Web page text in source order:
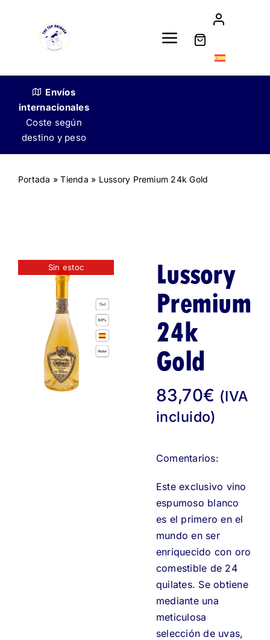
Toggle
Navigation
Tienda
Nuestra historia
Venta a restauradores
Envíos
internacionales
Coste según
destino y peso
Portada »Tienda » Lussory Premium 24k Gold
Sin estoc
Lussory
Premium
24k
Gold
83,70€ (IVA
incluido)
Comentarios:
Este exclusivo vino
espumoso blanco
es el primero en el
mundo en ser
enriquecido con oro
comestible de 24
quilates. Se obtiene
mediante una
meticulosa
selección de uvas,